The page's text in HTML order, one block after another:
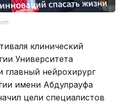
клинический
Университета
нейрохирург
имени Абдулрауфа
цели специалистов